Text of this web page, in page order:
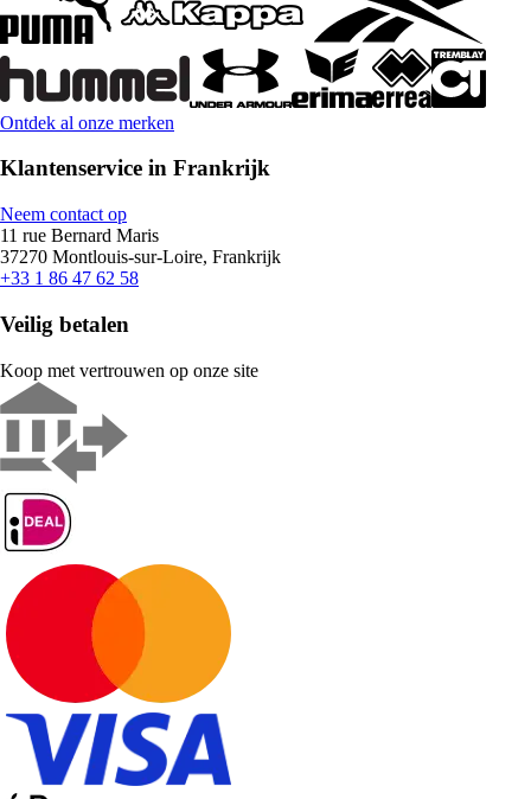
Ontdek al onze merken
Klantenservice in Frankrijk
Neem contact op
11 rue Bernard Maris
37270 Montlouis-sur-Loire, Frankrijk
+33 1 86 47 62 58
Veilig betalen
Koop met vertrouwen op onze site